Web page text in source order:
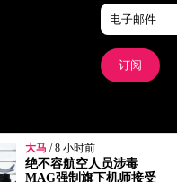
大马 / 9 小时前
森10行政议员宣誓就职
萧康骏为唯一非穆代表
订阅